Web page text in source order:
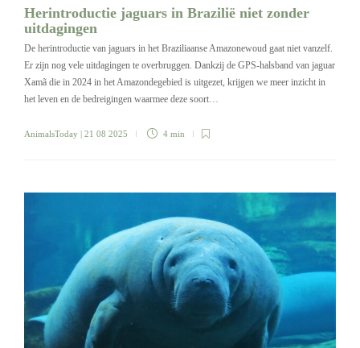
Herintroductie jaguars in Brazilië niet zonder
uitdagingen
De herintroductie van jaguars in het Braziliaanse Amazonewoud gaat niet vanzelf.
Er zijn nog vele uitdagingen te overbruggen. Dankzij de GPS-halsband van jaguar
Xamã die in 2024 in het Amazondegebied is uitgezet, krijgen we meer inzicht in
het leven en de bedreigingen waarmee deze soort…
AnimalsToday | 21 08 2025 4 min